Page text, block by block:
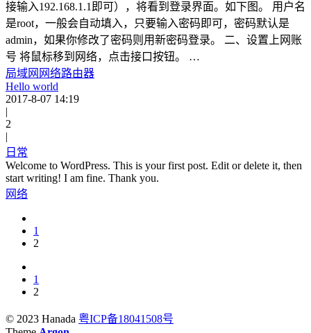
接输入192.168.1.1即可），将看到登录界面。如下图。 用户名
是root，一般会自动填入，只要输入密码即可，密码默认是
admin，如果你修改了密码则用新密码登录。 二、设置上网账
号 将鼠标移到网络，点击接口按钮。 …
局域网 网络路由器
Hello world
2017-8-07 14:19
|
2
|
日常
Welcome to WordPress. This is your first post. Edit or delete it, then
start writing! I am fine. Thank you.
网络
1
2
1
2
© 2023 Hanada 粤ICP备18041508号